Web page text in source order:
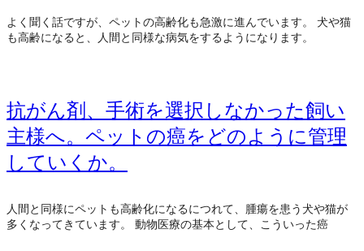
よく聞く話ですが、ペットの高齢化も急激に進んでいます。 犬や猫
も高齢になると、人間と同様な病気をするようになります。
抗がん剤、手術を選択しなかった飼い
主様へ。ペットの癌をどのように管理
していくか。
人間と同様にペットも高齢化になるにつれて、腫瘍を患う犬や猫が
多くなってきています。 動物医療の基本として、こういった癌